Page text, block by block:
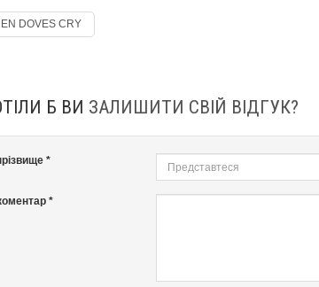
DOVES CRY
Б ВИ ЗАЛИШИТИ СВІЙ ВІДГУК?
*
*